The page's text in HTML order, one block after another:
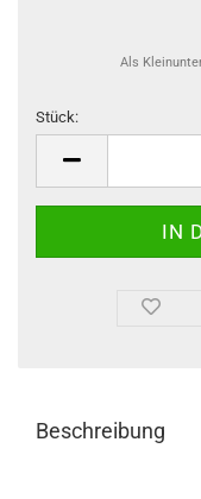
Als
Stück:
Beschreibung